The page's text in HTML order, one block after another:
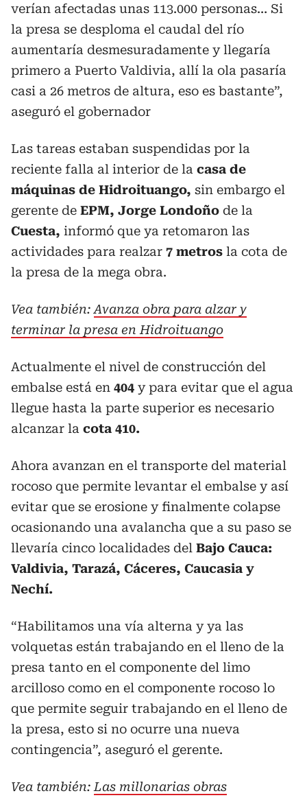
verían afectadas unas 113.000 personas… Si
la presa se desploma el caudal del río
aumentaría desmesuradamente y llegaría
primero a Puerto Valdivia, allí la ola pasaría
casi a 26 metros de altura, eso es bastante”,
aseguró el gobernador
Las tareas estaban suspendidas por la
reciente falla al interior de la casa de
máquinas de Hidroituango, sin embargo el
gerente de EPM, Jorge Londoño de la
Cuesta, informó que ya retomaron las
actividades para realzar 7 metros la cota de
la presa de la mega obra.
Vea también: Avanza obra para alzar y
terminar la presa en Hidroituango
Actualmente el nivel de construcción del
embalse está en 404 y para evitar que el agua
llegue hasta la parte superior es necesario
alcanzar la cota 410.
Ahora avanzan en el transporte del material
rocoso que permite levantar el embalse y así
evitar que se erosione y finalmente colapse
ocasionando una avalancha que a su paso se
llevaría cinco localidades del Bajo Cauca:
Valdivia, Tarazá, Cáceres, Caucasia y
Nechí.
“Habilitamos una vía alterna y ya las
volquetas están trabajando en el lleno de la
presa tanto en el componente del limo
arcilloso como en el componente rocoso lo
que permite seguir trabajando en el lleno de
la presa, esto si no ocurre una nueva
contingencia”, aseguró el gerente.
Vea también: Las millonarias obras